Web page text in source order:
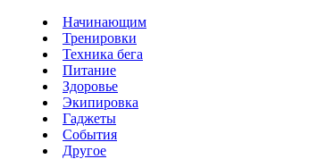
Начинающим
Тренировки
Техника бега
Питание
Здоровье
Экипировка
Гаджеты
События
Другое